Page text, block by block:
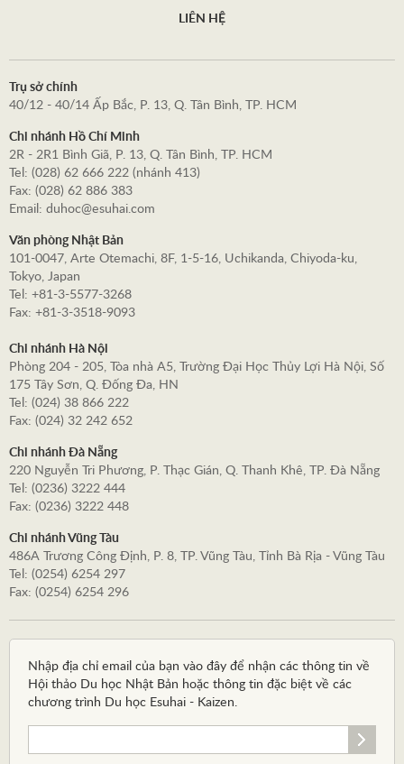
LIÊN HỆ
Trụ sở chính
40/12 - 40/14 Ấp Bắc, P. 13, Q. Tân Bình, TP. HCM
Chi nhánh Hồ Chí Minh
2R - 2R1 Bình Giã, P. 13, Q. Tân Bình, TP. HCM
Tel: (028) 62 666 222 (nhánh 413)
Fax: (028) 62 886 383
Email: duhoc@esuhai.com
Văn phòng Nhật Bản
101-0047, Arte Otemachi, 8F, 1-5-16, Uchikanda, Chiyoda-ku,
Tokyo, Japan
Tel: +81-3-5577-3268
Fax: +81-3-3518-9093
Chi nhánh Hà Nội
Phòng 204 - 205, Tòa nhà A5, Trường Đại Học Thủy Lợi Hà Nội, Số
175 Tây Sơn, Q. Đống Đa, HN
Tel: (024) 38 866 222
Fax: (024) 32 242 652
Chi nhánh Đà Nẵng
220 Nguyễn Tri Phương, P. Thạc Gián, Q. Thanh Khê, TP. Đà Nẵng
Tel: (0236) 3222 444
Fax: (0236) 3222 448
Chi nhánh Vũng Tàu
486A Trương Công Định, P. 8, TP. Vũng Tàu, Tỉnh Bà Rịa - Vũng Tàu
Tel: (0254) 6254 297
Fax: (0254) 6254 296
Nhập địa chỉ email của bạn vào đây để nhận các thông tin về
Hội thảo Du học Nhật Bản hoặc thông tin đặc biệt về các
chương trình Du học Esuhai - Kaizen.